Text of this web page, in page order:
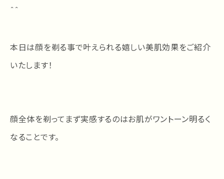
＾＾
本日は顔を剃る事で叶えられる嬉しい美肌効果をご紹介
いたします！
顔全体を剃ってまず実感するのはお肌がワントーン明るく
なることです。